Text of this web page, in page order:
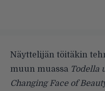
Näyttelijän töitäkin
muun muassa Todella
Changing Face of